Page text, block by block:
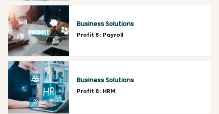
Lees meer
Lees meer
Business Solutions
Profit 8: Payroll
Business Solutions
Profit 8: HRM